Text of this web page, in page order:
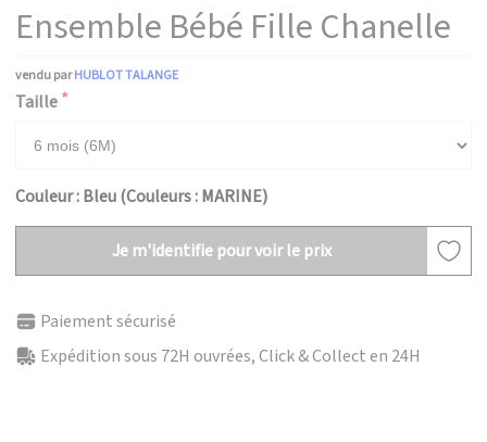
Ensemble Bébé Fille Chanelle
vendu parHUBLOT TALANGE
Taille
Couleur : Bleu (Couleurs : MARINE)
Je m'identifie pour voir le prix
Paiement sécurisé
Expédition sous 72H ouvrées, Click & Collect en 24H